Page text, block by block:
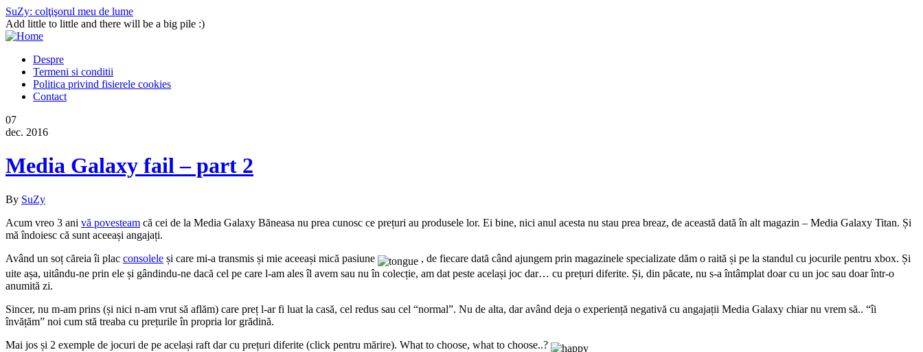
SuZy: colţişorul meu de lume
Add little to little and there will be a big pile :)
Despre
Termeni si conditii
Politica privind fisierele cookies
Contact
07
dec. 2016
Media Galaxy fail – part 2
By SuZy
Acum vreo 3 ani vă povesteam că cei de la Media Galaxy Băneasa nu prea cunosc ce prețuri au produsele lor. Ei bine, nici anul acesta nu stau prea breaz, de această dată în alt magazin – Media Galaxy Titan. Și
mă îndoiesc că sunt aceeași angajați.
Având un soț căreia îi plac consolele și care mi-a transmis și mie aceeași mică pasiune
, de fiecare dată când ajungem prin magazinele specializate dăm o raită și pe la standul cu jocurile pentru xbox. Și
uite așa, uitându-ne prin ele și gândindu-ne dacă cel pe care l-am ales îl avem sau nu în colecție, am dat peste același joc dar… cu prețuri diferite. Și, din păcate, nu s-a întâmplat doar cu un joc sau doar într-o
anumită zi.
Sincer, nu m-am prins (și nici n-am vrut să aflăm) care preț l-ar fi luat la casă, cel redus sau cel “normal”. Nu de alta, dar având deja o experiență negativă cu angajații Media Galaxy chiar nu vrem să.. “îi
învățăm” noi cum stă treaba cu prețurile în propria lor grădină.
Mai jos și 2 exemple de jocuri de pe același raft dar cu prețuri diferite (click pentru mărire). What to choose, what to choose..?